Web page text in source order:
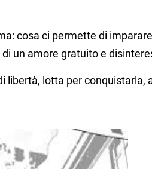
cosa ci permette di
un amore gratuito e
libertà, lotta per conquistarla,